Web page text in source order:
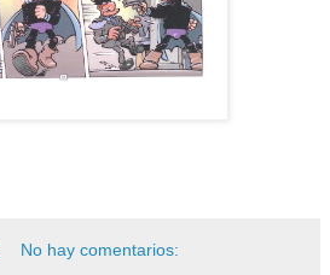
No hay comentarios: